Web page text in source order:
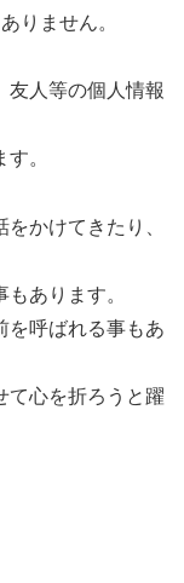
りません。
友人等の個人情報
。
かけてきたり、
あります。
を呼ばれる事もあ
て心を折ろうと躍